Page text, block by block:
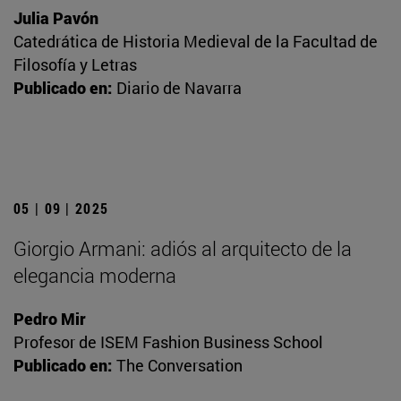
Julia Pavón
Catedrática de Historia Medieval de la Facultad de
Filosofía y Letras
Publicado en: Diario de Navarra
05 | 09 | 2025
Giorgio Armani: adiós al arquitecto de la
elegancia moderna
Pedro Mir
Profesor de ISEM Fashion Business School
Publicado en: The Conversation